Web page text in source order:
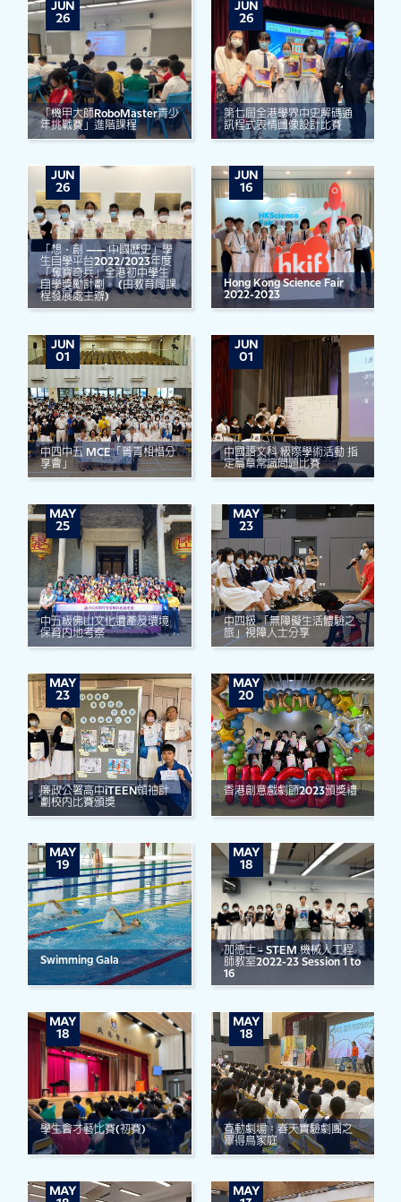
JUN
26
「機甲大師RoboMaster青少
年挑戰賽」進階課程
JUN
26
第七屆全港學界中史解碼通
訊程式表情圖像設計比賽
JUN
26
「想・創 —— 中國歷史」學
生自學平台2022/2023年度
「奪寶奇兵」全港初中學生
自學獎勵計劃。 (由教育局課
程發展處主辦)
JUN
16
Hong Kong Science Fair
2022-2023
JUN
01
中四中五 MCE「菁青相惜分
享會」
JUN
01
中國語文科 級際學術活動 指
定篇章常識問題比賽
MAY
25
中五級佛山文化遺產及環境
保育內地考察
MAY
23
中四級 「無障礙生活體驗之
旅」視障人士分享
MAY
23
廉政公署高中iTEEN領袖計
劃校內比賽頒獎
MAY
20
香港創意戲劇節2023頒獎禮
MAY
19
Swimming Gala
MAY
18
加德士 - STEM 機械人工程
師教室2022-23 Session 1 to
16
MAY
18
學生會才藝比賽(初賽)
MAY
18
互動劇場：春天實驗劇團之
畢得鳥家庭
MAY MAY